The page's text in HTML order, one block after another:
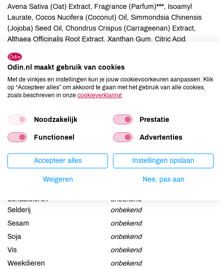
Avena Sativa (Oat) Extract, Fragrance (Parfum)***, Isoamyl
Laurate, Cocos Nucifera (Coconut) Oil, Simmondsia Chinensis
(Jojoba) Seed Oil, Chondrus Crispus (Carrageenan) Extract,
Althaea Officinalis Root Extract, Xanthan Gum, Citric Acid,
Citronellol***, Geraniol***, Coumarin***.
Allergenen
Ei
onbekend
Gluten
onbekend
onbekend
Schaaldieren
onbekend
Selderij
onbekend
Sesam
onbekend
Soja
onbekend
Vis
onbekend
Weekdieren
onbekend
Odin.nl maakt gebruik van cookies
Met de vinkjes en instellingen kun je jouw cookievoorkeuren aanpassen. Klik
op “Accepteer alles” om akkoord te gaan met het gebruik van alle cookies,
zoals beschreven in onze cookieverklaring.
Noodzakelijk Prestatie
Functioneel Advertenties
Accepteer alles Instellingen opslaan
Weigeren Nee, pas aan